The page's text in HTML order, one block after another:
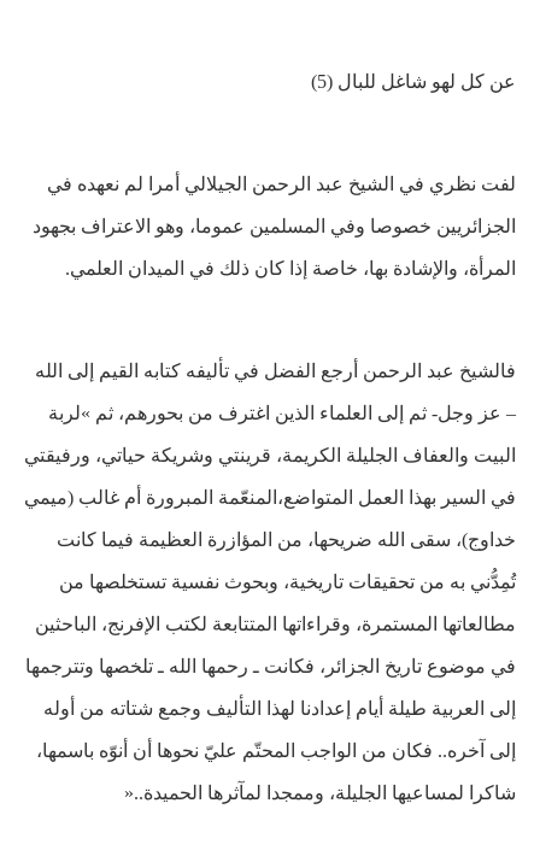
عن كل لهو شاغل للبال (5)
لفت نظري في الشيخ عبد الرحمن الجيلالي أمرا لم نعهده في
الجزائريين خصوصا وفي المسلمين عموما، وهو الاعتراف بجهود
المرأة، والإشادة بها، خاصة إذا كان ذلك في الميدان العلمي.
فالشيخ عبد الرحمن أرجع الفضل في تأليفه كتابه القيم إلى الله
– عز وجل- ثم إلى العلماء الذين اغترف من بحورهم، ثم »لربة
البيت والعفاف الجليلة الكريمة، قرينتي وشريكة حياتي، ورفيقتي
في السير بهذا العمل المتواضع، المنعّمة المبرورة أم غالب (ميمي
خداوج)، سقى الله ضريحها، من المؤازرة العظيمة فيما كانت
تُمِدُّني به من تحقيقات تاريخية، وبحوث نفسية تستخلصها من
مطالعاتها المستمرة، وقراءاتها المتتابعة لكتب الإفرنج، الباحثين
في موضوع تاريخ الجزائر، فكانت ـ رحمها الله ـ تلخصها وتترجمها
إلى العربية طيلة أيام إعدادنا لهذا التأليف وجمع شتاته من أوله
إلى آخره.. فكان من الواجب المحتّم عليّ نحوها أن أنوّه باسمها،
شاكرا لمساعيها الجليلة، وممجدا لمآثرها الحميدة..«